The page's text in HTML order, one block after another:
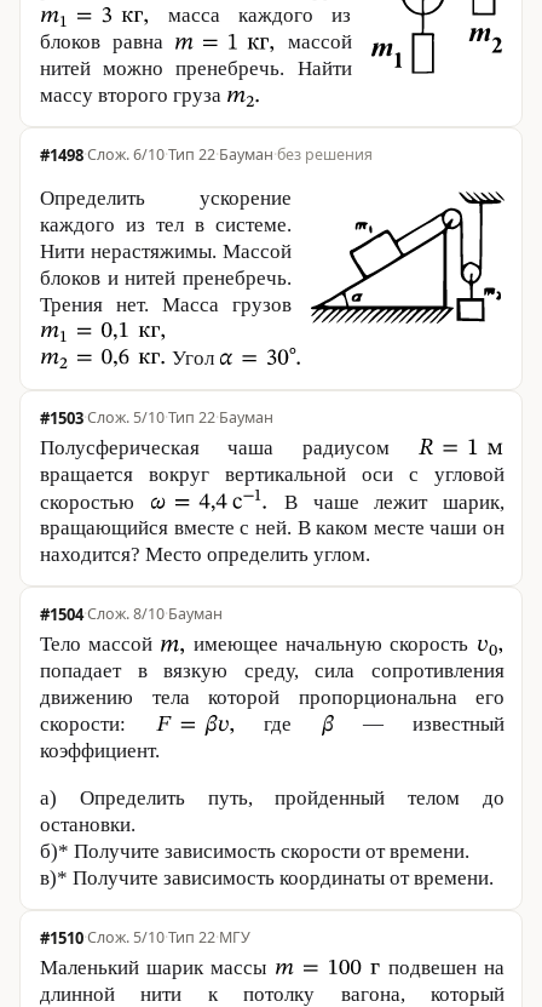
масса каждого из
блоков равна
массой
нитей можно пренебречь. Найти
массу второго груза
#1498· 6/10·Тип 22·Бауман·без решения
Определить ускорение
каждого из тел в системе.
Нити нерастяжимы. Массой
блоков и нитей пренебречь.
Трения нет. Масса грузов
Угол
#1503· 5/10·Тип 22·Бауман
Полусферическая чаша радиусом
вращается вокруг вертикальной оси с угловой
скоростью
В чаше лежит шарик,
вращающийся вместе с ней. В каком месте чаши он
находится? Место определить углом.
#1504· 8/10·Бауман
Тело массой
имеющее начальную скорость
попадает в вязкую среду, сила сопротивления
движению тела которой пропорциональна его
скорости:
где
— известный
коэффициент.
а) Определить путь, пройденный телом до
остановки.
б)* Получите зависимость скорости от времени.
в)* Получите зависимость координаты от времени.
#1510· 5/10·Тип 22·МГУ
Маленький шарик массы
подвешен на
длинной нити к потолку вагона, который